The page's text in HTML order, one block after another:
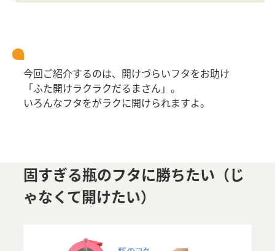
今回ご紹介するのは、開けづらいフタをお助け
「ふた開けラクラクだるまさん」。
いろんなフタをがラクに開けられますよ。
固すぎる瓶のフタに勝ちたい（じ
ゃなくて開けたい）